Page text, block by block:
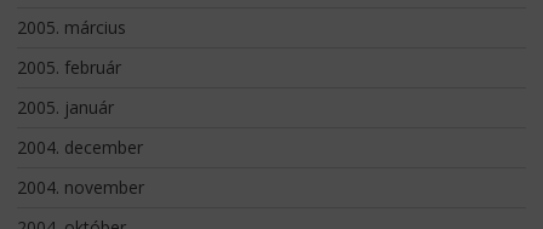
2005. március
2005. február
2005. január
2004. december
2004. november